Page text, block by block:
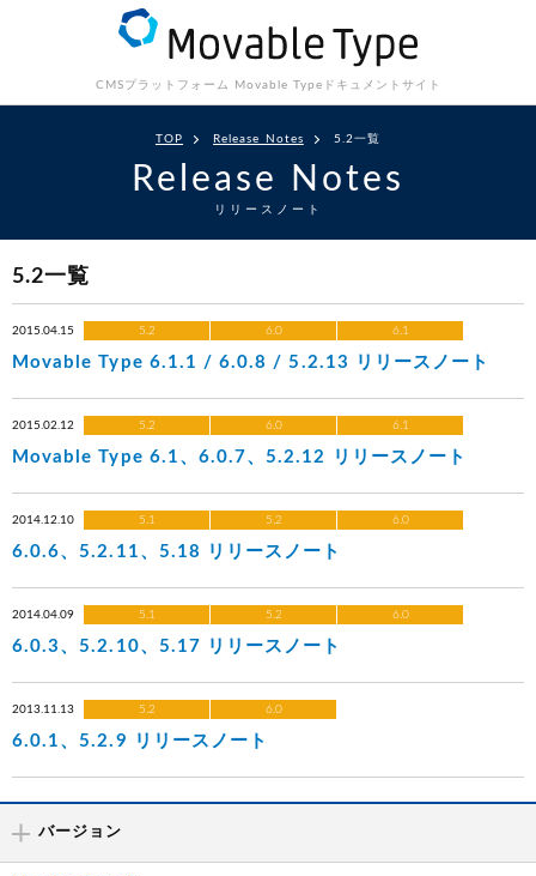
CMSプラットフォーム Movable Type ドキュメントサイト
TOP Release Notes 5.2一覧
Release Notes
リリースノート
5.2一覧
2015.04.15 5.2 6.0 6.1
Movable Type 6.1.1 / 6.0.8 / 5.2.13 リリースノート
2015.02.12 5.2 6.0 6.1
Movable Type 6.1、6.0.7、5.2.12 リリースノート
2014.12.10 5.1 5.2 6.0
6.0.6、5.2.11、5.18 リリースノート
2014.04.09 5.1 5.2 6.0
6.0.3、5.2.10、5.17 リリースノート
2013.11.13 5.2 6.0
6.0.1、5.2.9 リリースノート
バージョン